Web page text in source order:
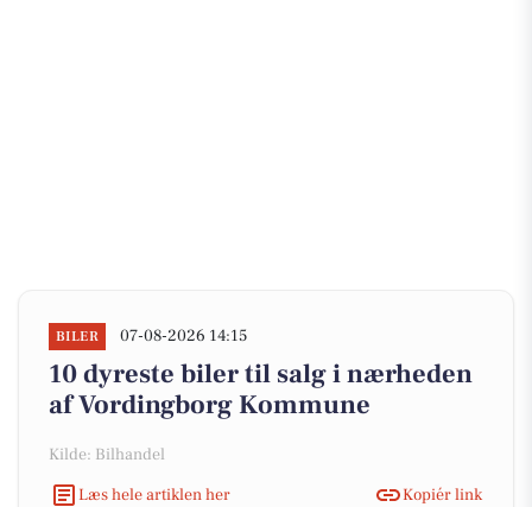
BILER 07-08-2026 14:15
10 dyreste biler til salg i nærheden
af Vordingborg Kommune
Kilde: Bilhandel
Læs hele artiklen her
Kopiér link